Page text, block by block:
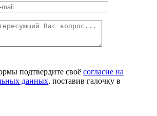
подтвердите своё согласие на
данных, поставив галочку в